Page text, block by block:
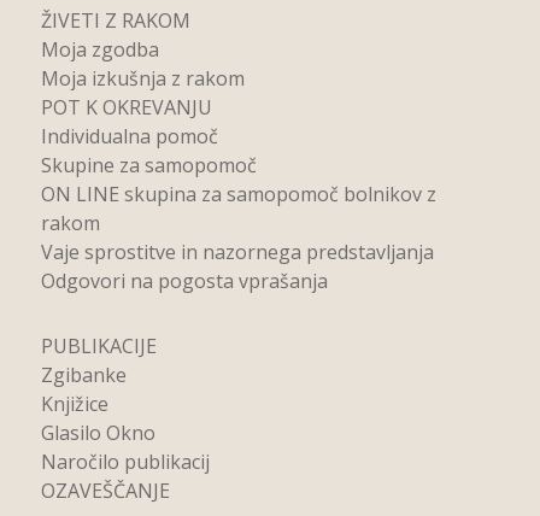
ŽIVETI Z RAKOM
Moja zgodba
Moja izkušnja z rakom
POT K OKREVANJU
Individualna pomoč
Skupine za samopomoč
ON LINE skupina za samopomoč bolnikov z
rakom
Vaje sprostitve in nazornega predstavljanja
Odgovori na pogosta vprašanja
PUBLIKACIJE
Zgibanke
Knjižice
Glasilo Okno
Naročilo publikacij
OZAVEŠČANJE